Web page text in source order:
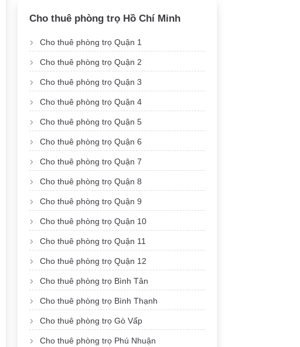
Cho thuê phòng trọ Hồ Chí Minh
Cho thuê phòng trọ Quận 1
Cho thuê phòng trọ Quận 2
Cho thuê phòng trọ Quận 3
Cho thuê phòng trọ Quận 4
Cho thuê phòng trọ Quận 5
Cho thuê phòng trọ Quận 6
Cho thuê phòng trọ Quận 7
Cho thuê phòng trọ Quận 8
Cho thuê phòng trọ Quận 9
Cho thuê phòng trọ Quận 10
Cho thuê phòng trọ Quận 11
Cho thuê phòng trọ Quận 12
Cho thuê phòng trọ Bình Tân
Cho thuê phòng trọ Bình Thạnh
Cho thuê phòng trọ Gò Vấp
Cho thuê phòng trọ Phú Nhuận